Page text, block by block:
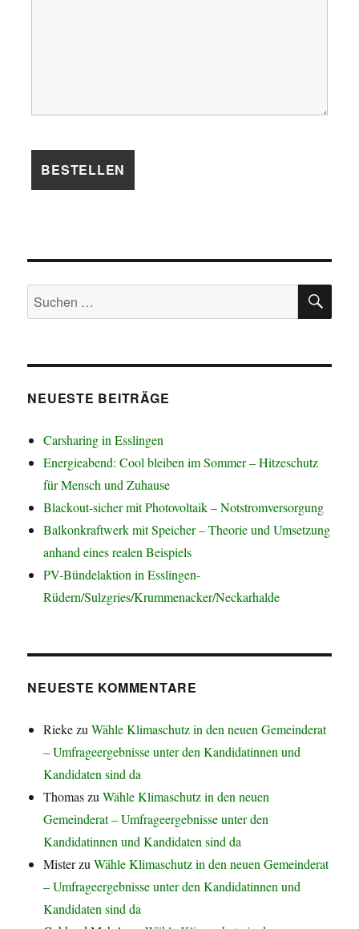
Suchen
nach:
NEUESTE BEITRÄGE
Carsharing in Esslingen
Energieabend: Cool bleiben im Sommer – Hitzeschutz
für Mensch und Zuhause
Blackout-sicher mit Photovoltaik – Notstromversorgung
Balkonkraftwerk mit Speicher – Theorie und Umsetzung
anhand eines realen Beispiels
PV-Bündelaktion in Esslingen-
Rüdern/Sulzgries/Krummenacker/Neckarhalde
NEUESTE KOMMENTARE
RiekezuWähle Klimaschutz in den neuen Gemeinderat
– Umfrageergebnisse unter den Kandidatinnen und
Kandidaten sind da
ThomaszuWähle Klimaschutz in den neuen
Gemeinderat – Umfrageergebnisse unter den
Kandidatinnen und Kandidaten sind da
MisterzuWähle Klimaschutz in den neuen Gemeinderat
– Umfrageergebnisse unter den Kandidatinnen und
Kandidaten sind da